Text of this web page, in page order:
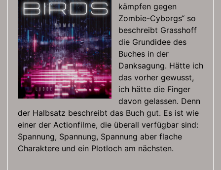
kämpfen gegen
Zombie-Cyborgs“ so
beschreibt Grasshoff
die Grundidee des
Buches in der
Danksagung. Hätte ich
das vorher gewusst,
ich hätte die Finger
davon gelassen. Denn
der Halbsatz beschreibt das Buch gut. Es ist wie
einer der Actionfilme, die überall verfügbar sind:
Spannung, Spannung, Spannung aber flache
Charaktere und ein Plotloch am nächsten.